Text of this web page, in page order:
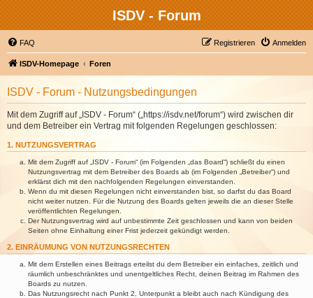
ISDV - Forum
FAQ Anmelden
Registrieren
ISDV-Homepage Foren
ISDV - Forum - Nutzungsbedingungen
Mit dem Zugriff auf „ISDV - Forum“ („https://isdv.net/forum“) wird zwischen dir
und dem Betreiber ein Vertrag mit folgenden Regelungen geschlossen:
1. NUTZUNGSVERTRAG
Mit dem Zugriff auf „ISDV - Forum“ (im Folgenden „das Board“) schließt du einen
Nutzungsvertrag mit dem Betreiber des Boards ab (im Folgenden „Betreiber“) und
erklärst dich mit den nachfolgenden Regelungen einverstanden.
Wenn du mit diesen Regelungen nicht einverstanden bist, so darfst du das Board
nicht weiter nutzen. Für die Nutzung des Boards gelten jeweils die an dieser Stelle
veröffentlichten Regelungen.
Der Nutzungsvertrag wird auf unbestimmte Zeit geschlossen und kann von beiden
Seiten ohne Einhaltung einer Frist jederzeit gekündigt werden.
2. EINRÄUMUNG VON NUTZUNGSRECHTEN
Mit dem Erstellen eines Beitrags erteilst du dem Betreiber ein einfaches, zeitlich und
räumlich unbeschränktes und unentgeltliches Recht, deinen Beitrag im Rahmen des
Boards zu nutzen.
Das Nutzungsrecht nach Punkt 2, Unterpunkt a bleibt auch nach Kündigung des